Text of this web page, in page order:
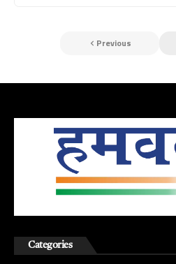
Previous
Categories